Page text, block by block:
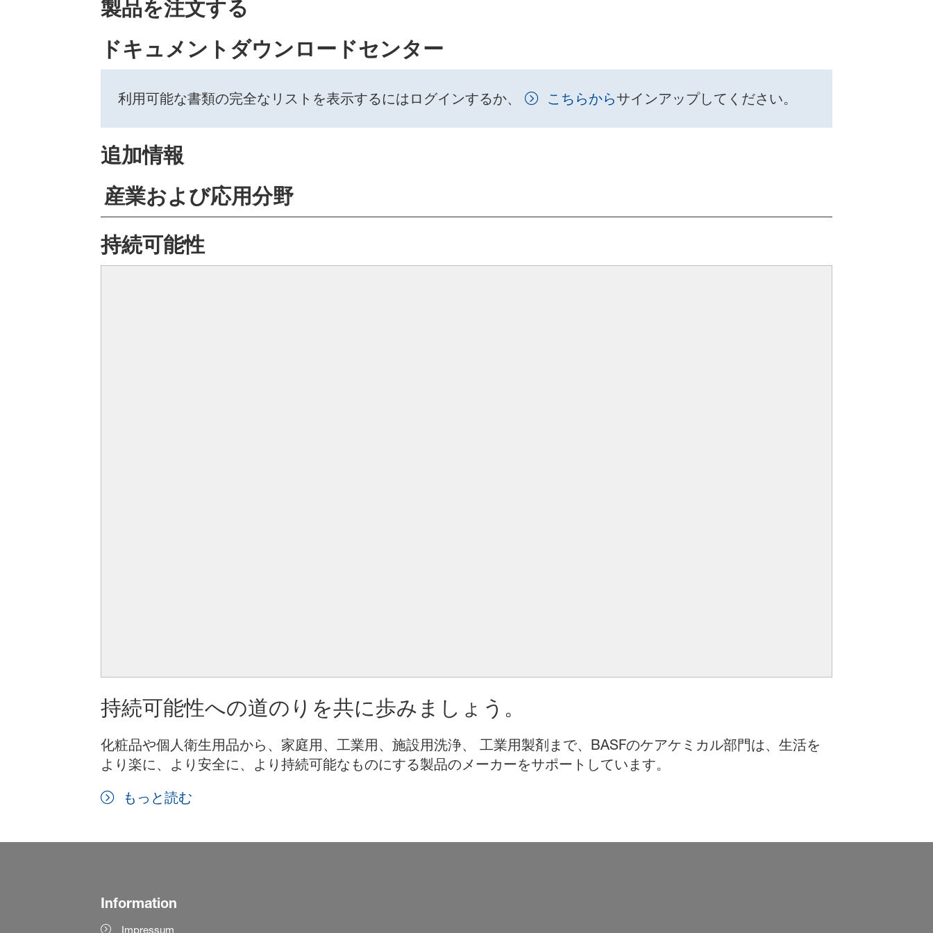
製品を注文する
ドキュメントダウンロードセンター
利用可能な書類の完全なリストを表示するにはログインするか、 こちらからサインアップしてください。
追加情報
産業および応用分野
持続可能性
持続可能性への道のりを共に歩みましょう。
化粧品や個人衛生用品から、家庭用、工業用、施設用洗浄、 工業用製剤まで、BASFのケアケミカル部門は、生活を
より楽に、より安全に、より持続可能なものにする製品のメーカーをサポートしています。
もっと読む
Information
Impressum